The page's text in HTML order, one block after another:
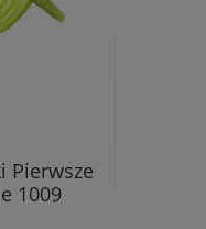
Pierwsze
1009